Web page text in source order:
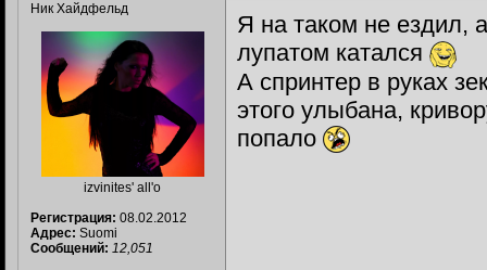
Ник Хайдфельд
izvinites' all'o
Регистрация: 08.02.2012
Адрес: Suomi
Сообщений: 12,051
Я на таком не ездил,
лупатом катался
А спринтер в руках
этого улыбана,
попало